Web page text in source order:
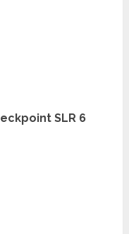
SLR 6